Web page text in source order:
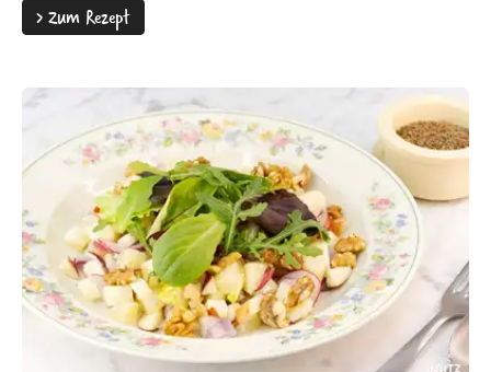
>Zum Rezept